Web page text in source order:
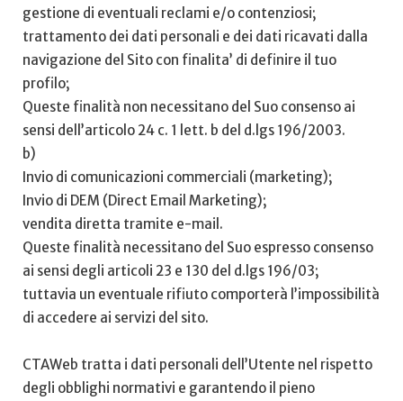
gestione di eventuali reclami e/o contenziosi;
trattamento dei dati personali e dei dati ricavati dalla
navigazione del Sito con finalita’ di definire il tuo
profilo;
Queste finalità non necessitano del Suo consenso ai
sensi dell’articolo 24 c. 1 lett. b del d.lgs 196/2003.
b)
Invio di comunicazioni commerciali (marketing);
Invio di DEM (Direct Email Marketing);
vendita diretta tramite e-mail.
Queste finalità necessitano del Suo espresso consenso
ai sensi degli articoli 23 e 130 del d.lgs 196/03;
tuttavia un eventuale rifiuto comporterà l’impossibilità
di accedere ai servizi del sito.
CTAWeb tratta i dati personali dell’Utente nel rispetto
degli obblighi normativi e garantendo il pieno